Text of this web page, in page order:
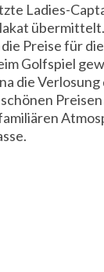
Ladies-
übermittelt.
Preise für
Golfspiel
die